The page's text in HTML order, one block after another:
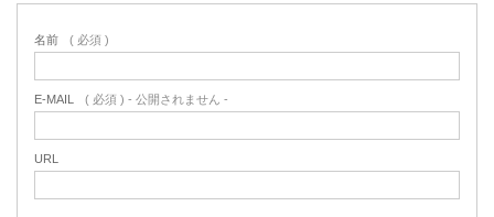
名前 ( 必須 )
E-MAIL ( 必須 ) - 公開されません -
URL